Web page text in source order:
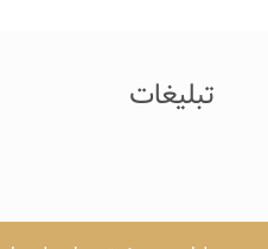
تبلیغات